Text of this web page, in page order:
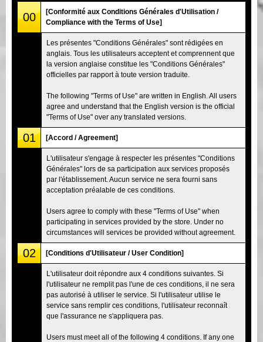
Tokyo Shinagawa
Tokyo Akihabara#2
Tokyo Shibuya Annexe Baie de Tokyo
Tokyo Asakusa Osaka
00
[Conformité aux Conditions Générales d'Utilisation /
Compliance with the Terms of Use]
Les présentes "Conditions Générales" sont rédigées en
anglais. Tous les utilisateurs acceptent et comprennent que
la version anglaise constitue les "Conditions Générales"
officielles par rapport à toute version traduite.
The following "Terms of Use" are written in English. All users
agree and understand that the English version is the official
"Terms of Use" over any translated versions.
01 [Accord / Agreement]
L'utilisateur s'engage à respecter les présentes "Conditions
Générales" lors de sa participation aux services proposés
par l'établissement. Aucun service ne sera fourni sans
acceptation préalable de ces conditions.
Users agree to comply with these "Terms of Use" when
participating in services provided by the store. Under no
circumstances will services be provided without agreement.
02 [Conditions d'Utilisateur / User Condition]
L'utilisateur doit répondre aux 4 conditions suivantes. Si
l'utilisateur ne remplit pas l'une de ces conditions, il ne sera
pas autorisé à utiliser le service. Si l'utilisateur utilise le
service sans remplir ces conditions, l'utilisateur reconnaît
que l'assurance ne s'appliquera pas.
Users must meet all of the following 4 conditions. If any one